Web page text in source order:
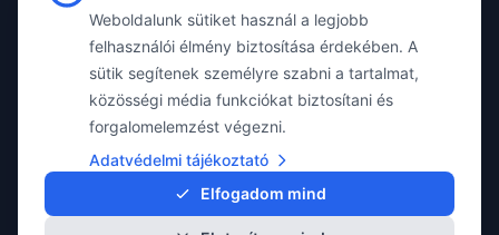
Uniroyal
Viking Voyager
Vredestein
Weboldalunk sütiket használ a legjobb
felhasználói élmény biztosítása érdekében. A
sütik segítenek személyre szabni a tartalmat,
közösségi média funkciókat biztosítani és
forgalomelemzést végezni.
Adatvédelmi tájékoztató
Elfogadom mind